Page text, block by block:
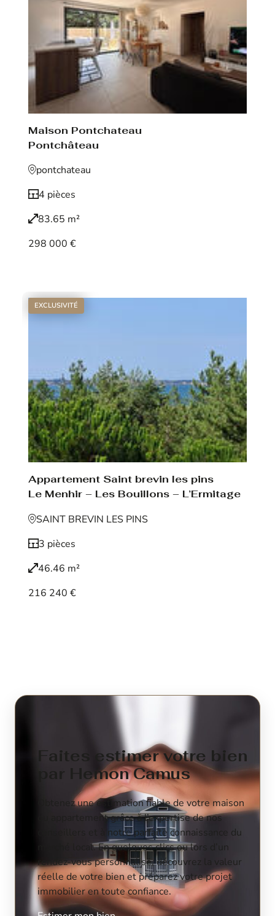
Maison Pontchateau
Pontchâteau
pontchateau
4 pièces
83.65 m²
298 000 €
EXCLUSIVITÉ
Appartement Saint brevin les pins
Le Menhir – Les Bouillons – L’Ermitage
SAINT BREVIN LES PINS
3 pièces
46.46 m²
216 240 €
Faites estimer votre bien
par Hemon Camus
Obtenez une estimation fiable de votre maison
ou appartement grâce à l’expertise de nos
conseillers et à notre parfaite connaissance du
marché local. En quelques clics ou lors d’un
rendez-vous personnalisé, découvrez la valeur
réelle de votre bien et préparez votre projet
immobilier en toute confiance.